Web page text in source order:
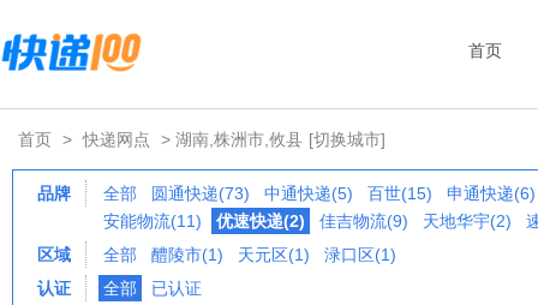
首页
首页 > 快递网点 > 湖南,株洲市,攸县 [切换城市]
品牌 全部 圆通快递(73) 中通快递(5) 百世(15)
申通快递(6)
安能物流(11)
优速快递(2) 佳吉物流(9) 天地华宇(2)
区域
全部 醴陵市(1) 天元区(1)
渌口区(1)
认证
全部 已认证